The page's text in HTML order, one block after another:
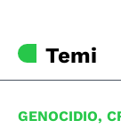
Temi
GENOCIDIO,